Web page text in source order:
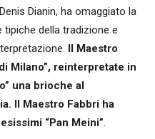
Dianin, ha omaggiato la
della tradizione e
Il Maestro
Milano”, reinterpretate in
una brioche al
Il Maestro Fabbri ha
“Pan Meini”.